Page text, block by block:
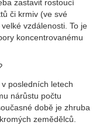
zastavit rostoucí
či krmiv (ve své
vzdálenosti. To je
koncentrovanému
posledních letech
nárůstu počtu
době je zhruba
zemědělců.